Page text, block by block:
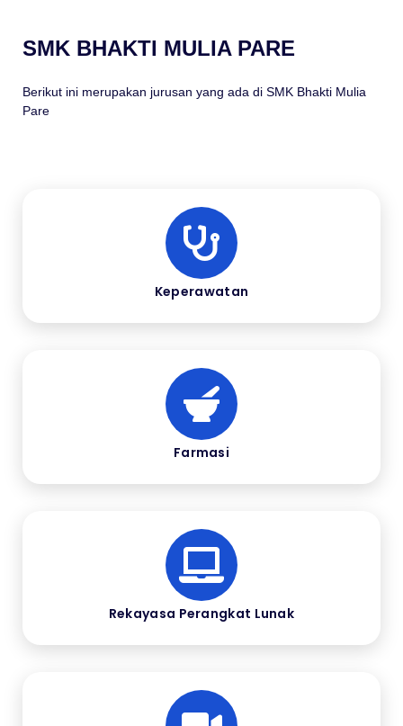
SMK BHAKTI MULIA PARE
Berikut ini merupakan jurusan yang ada di SMK Bhakti Mulia
Pare
Keperawatan
Farmasi
Rekayasa Perangkat Lunak